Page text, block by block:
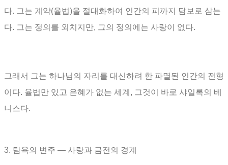
다. 그는 계약(율법)을 절대화하여 인간의 피까지 담보로 삼는
다. 그는 정의를 외치지만, 그의 정의에는 사랑이 없다.
그래서 그는 하나님의 자리를 대신하려 한 파멸된 인간의 전형
이다. 율법만 있고 은혜가 없는 세계 , 그것이 바로 샤일록의 베
니스다.
3. 탐욕의 변주 ― 사랑과 금전의 경계